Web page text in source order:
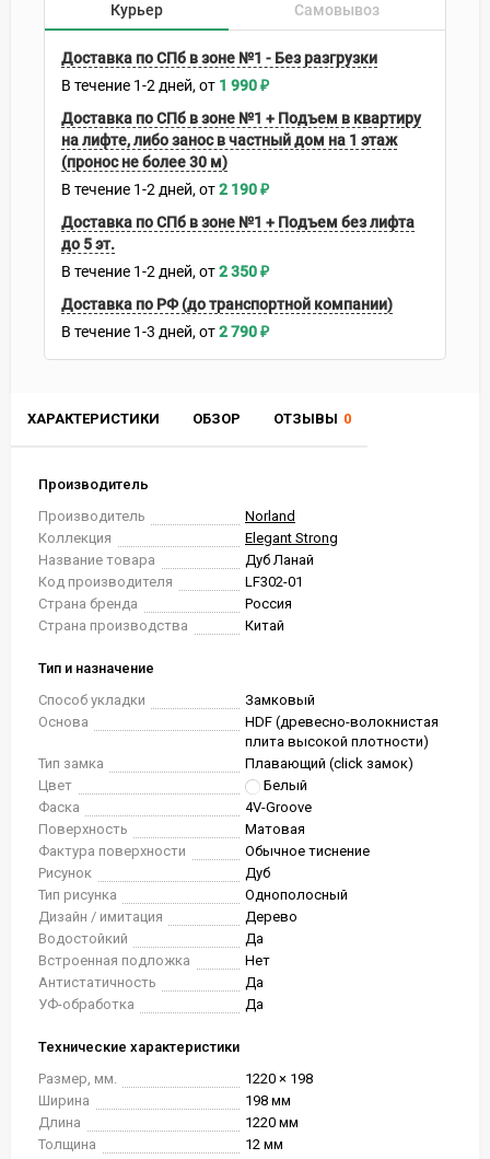
ХАРАКТЕРИСТИКИ ОБЗОР ОТЗЫВЫ 0
Производитель
Производитель
Norland
Коллекция
Elegant Strong
Название товара
Дуб Ланай
Код производителя
LF302-01
Страна бренда
Россия
Страна производства
Китай
Тип и назначение
Способ укладки
Замковый
Основа
HDF (древесно-волокнистая
плита высокой плотности)
Тип замка
Плавающий (click замок)
Цвет
Белый
Фаска
4V-Groove
Поверхность
Матовая
Фактура поверхности
Обычное тиснение
Рисунок
Дуб
Тип рисунка
Однополосный
Дизайн / имитация
Дерево
Водостойкий
Да
Встроенная подложка
Нет
Антистатичность
Да
УФ-обработка
Да
Технические характеристики
Размер, мм.
1220 × 198
Ширина
198 мм
Длина
1220 мм
Толщина
12 мм
Курьер Самовывоз
Доставка по СПб в зоне №1 - Без разгрузки
В течение 1-2 дней 1 990₽
Доставка по СПб в зоне №1 + Подъем в квартиру
на лифте, либо занос в частный дом на 1 этаж
(пронос не более 30 м)
В течение 1-2 дней 2 190₽
Доставка по СПб в зоне №1 + Подъем без лифта
до 5 эт.
В течение 1-2 дней 2 350₽
Доставка по РФ (до транспортной компании)
В течение 1-3 дней 2 790₽